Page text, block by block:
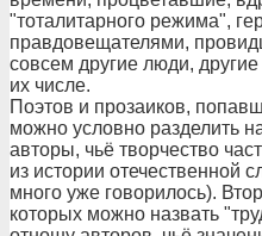
"тоталитарного режима",
правдовещателями,
совсем другие люди,
их числе.
Поэтов и прозаиков,
можно условно разделить
авторы, чьё творчество
из истории отечественной
много уже говорилось).
которых можно назвать